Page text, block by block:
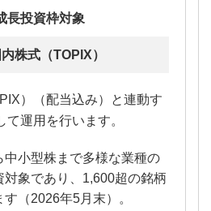
長投資枠対象
株式（TOPIX）
）（配当込み）と連動す
運用を行います。
中小型株まで多様な業種の
対象であり、1,600超の銘柄
（2026年5月末）。